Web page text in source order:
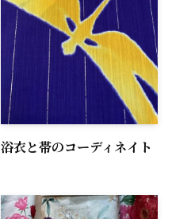
浴衣と帯のコーディネイト